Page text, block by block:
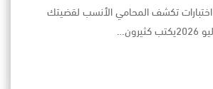
افضل محامي | 5 اختبارات تكشف المحامي الأنسب لقضيتك